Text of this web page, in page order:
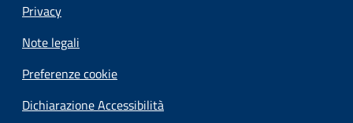
Privacy
Note legali
Preferenze cookie
Dichiarazione Accessibilità